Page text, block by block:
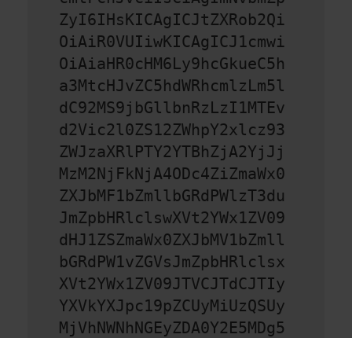
ZyI6IHsKICAgICJtZXRob2Qi
OiAiR0VUIiwKICAgICJ1cmwi
OiAiaHR0cHM6Ly9hcGkueC5h
a3MtcHJvZC5hdWRhcmlzLm5l
dC92MS9jbGllbnRzLzI1MTEv
d2Vic2l0ZS12ZWhpY2xlcz93
ZWJzaXRlPTY2YTBhZjA2YjJj
MzM2NjFkNjA4ODc4ZiZmaWx0
ZXJbMF1bZmllbGRdPWlzT3du
JmZpbHRlclswXVt2YWx1ZV09
dHJ1ZSZmaWx0ZXJbMV1bZmll
bGRdPW1vZGVsJmZpbHRlclsx
XVt2YWx1ZV09JTVCJTdCJTIy
YXVkYXJpc19pZCUyMiUzQSUy
MjVhNWNhNGEyZDA0Y2E5MDg5